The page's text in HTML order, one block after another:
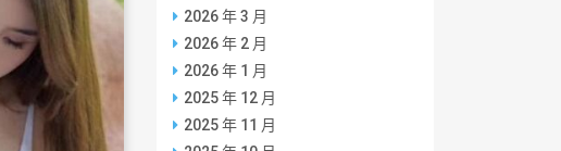
2026 年 3 月
2026 年 2 月
2026 年 1 月
2025 年 12 月
2025 年 11 月